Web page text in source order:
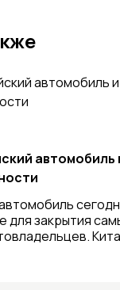
автомобиль
для закрытия